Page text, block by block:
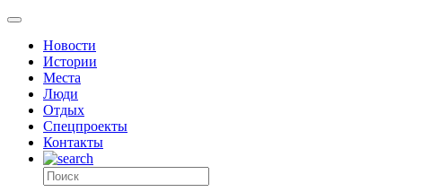
Новости
Истории
Места
Люди
Отдых
Спецпроекты
Контакты